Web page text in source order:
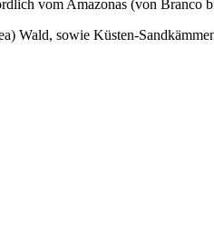
vom Amazonas (von Branco
Wald, sowie Küsten-